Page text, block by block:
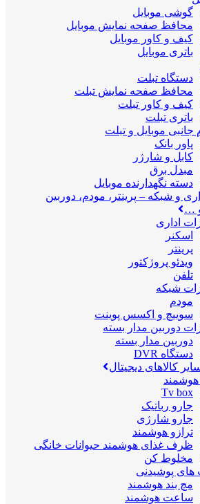
گوشی موبایل
محافظ صفحه نمایش موبایل
کیف و کاور موبایل
باتری موبایل
دستگاه تبلت
محافظ صفحه نمایش تبلت
کیف و کاور تبلت
باتری تبلت
جانبی موبایل و تبلت
پاور بانک
کابل و شارژر
مبدل برق
دسته نگهدارنده موبایل
و شبکه – پرینتر، مودم، دوربین
…
اداری
اسکنر
پرینتر
ویدئو پروژکتور
تلفن
شبکه
مودم
سوییچ و اکسس پوینت
دوربین مدار بسته
دوربین مدار بسته
دستگاه DVR
کالاهای دیجیتال
هوشمند
Tv box
جارو رباتیک
جارو شارژی
ترازو هوشمند
ظرف غذای هوشمند حیوانات خانگی
مخلوط کن
پوشیدنی
مچ بند هوشمند
ساعت هوشمند